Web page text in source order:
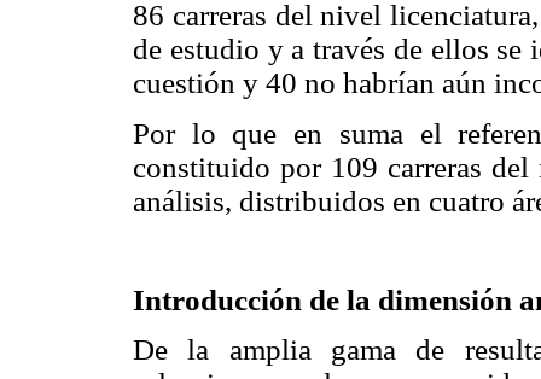
86 carreras del nivel
de estudio y a través de ellos
cuestión y 40 no habrían aún
Por lo que en suma el
constituido por 109 carreras
análisis, distribuidos en cuatro
Introducción de la dimensión
De la amplia gama de